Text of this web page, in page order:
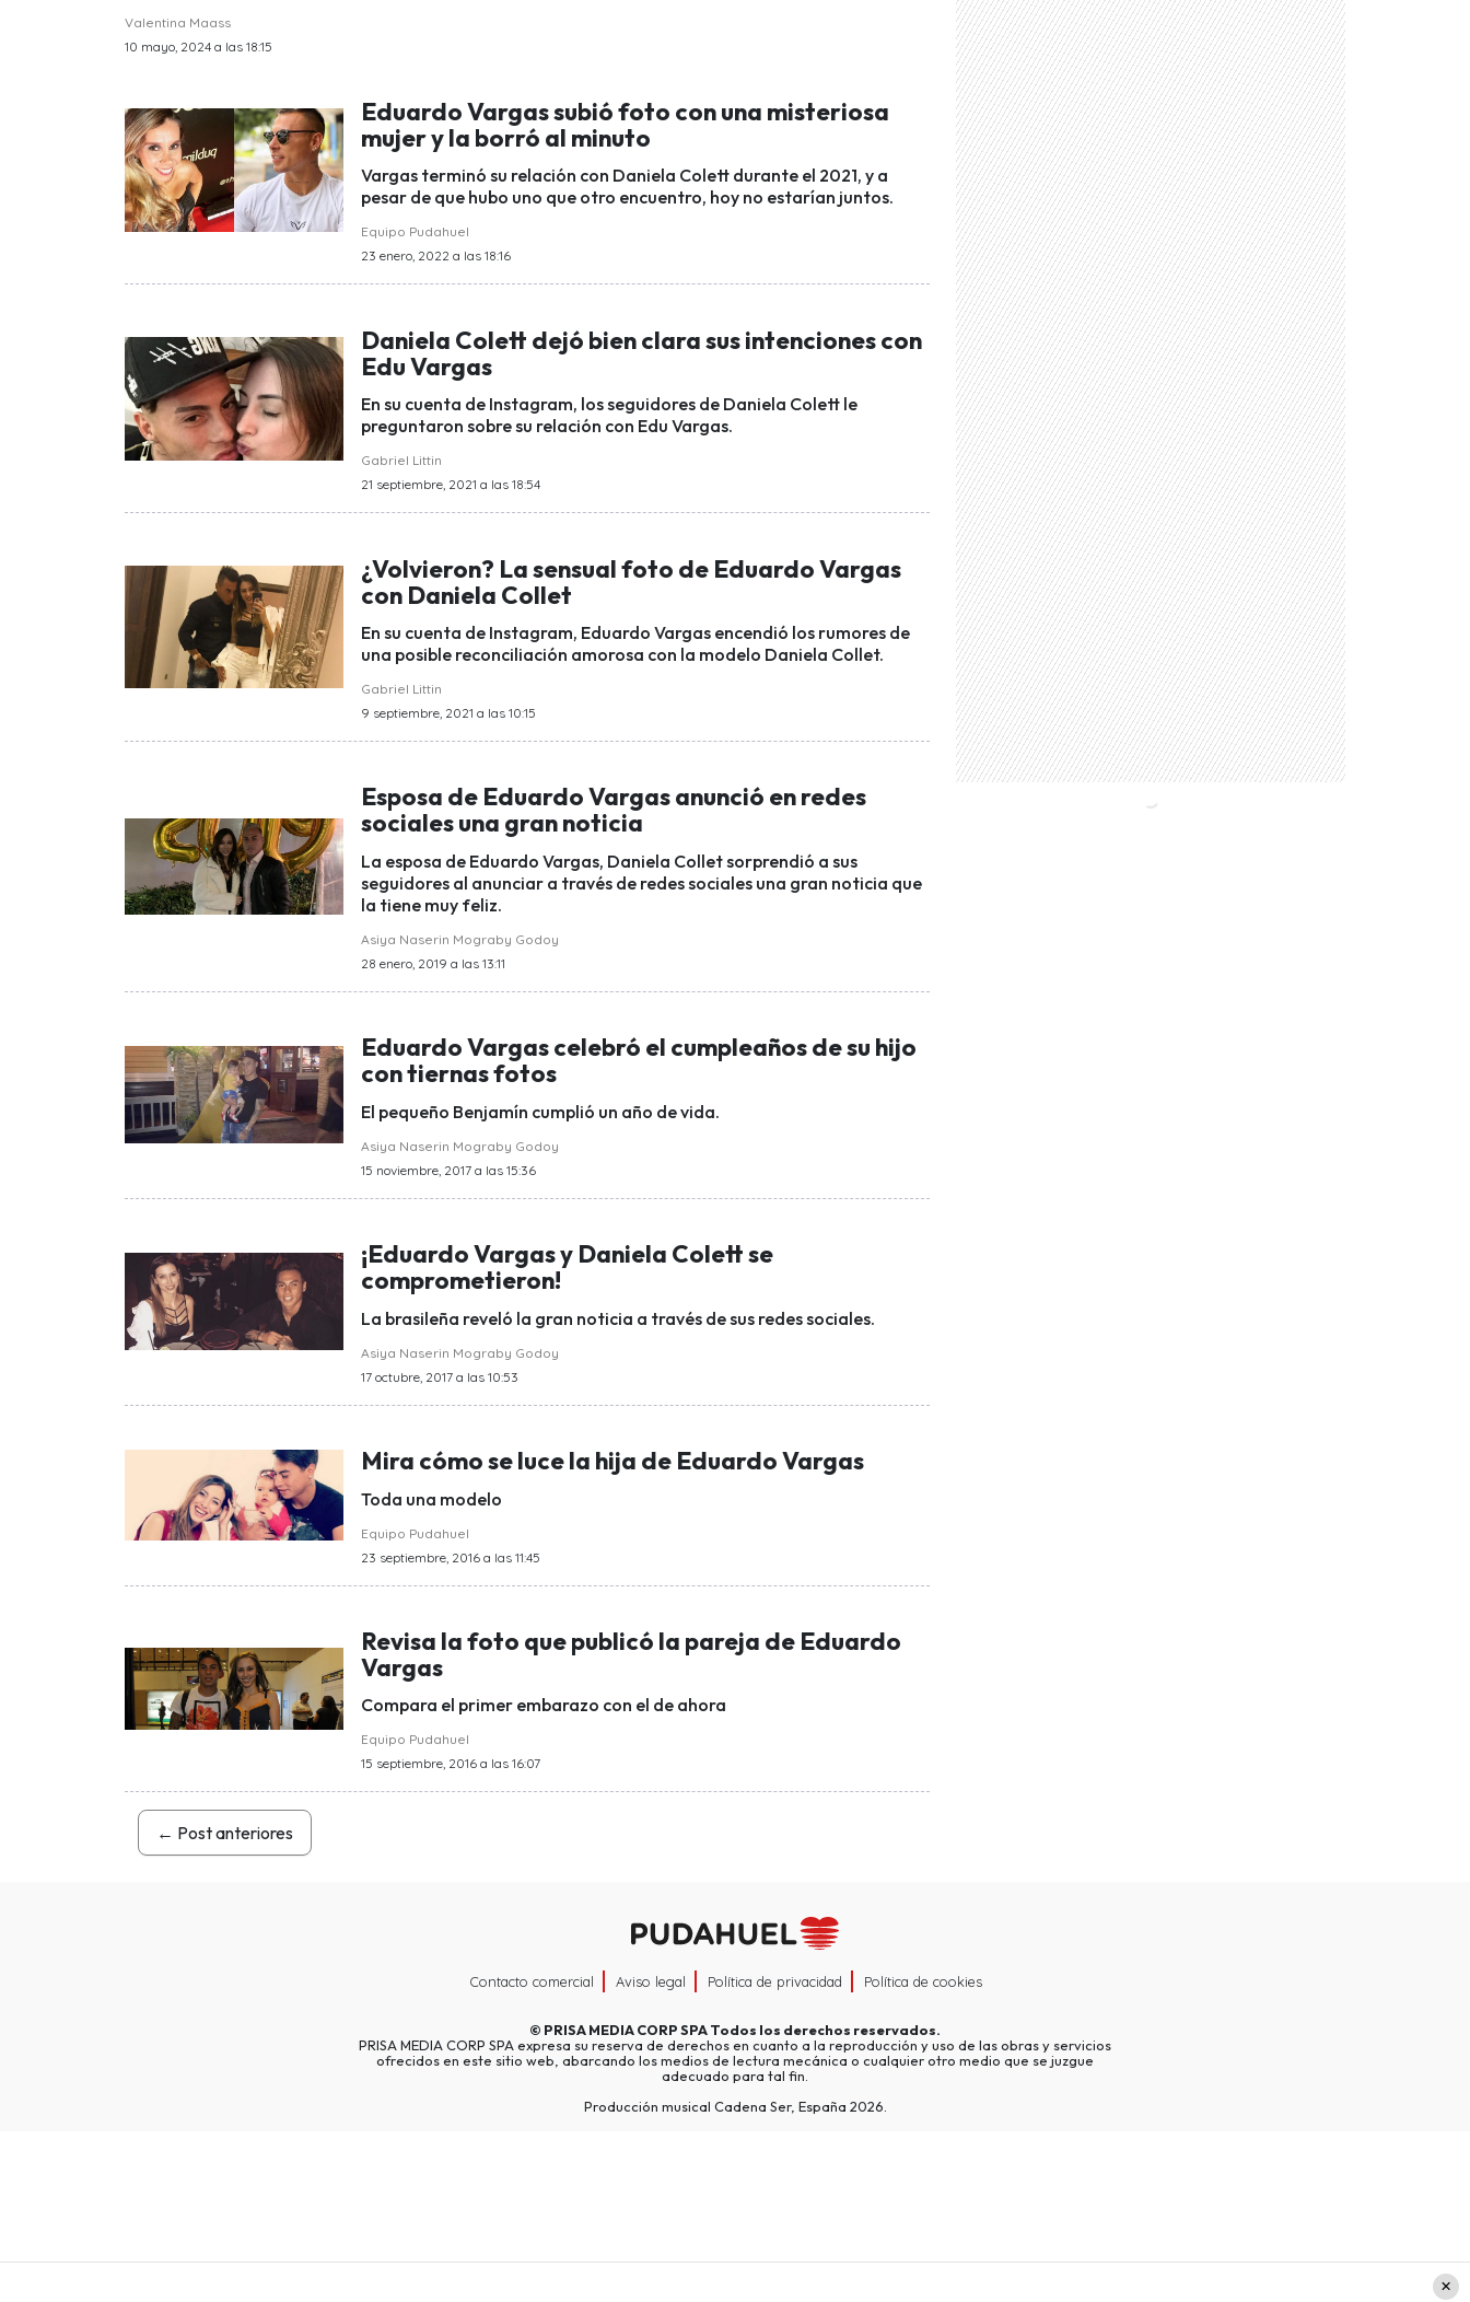
Valentina Maass
10 mayo, 2024 a las 18:15
Eduardo Vargas subió foto con una misteriosa
mujer y la borró al minuto
Vargas terminó su relación con Daniela Colett durante el 2021, y a
pesar de que hubo uno que otro encuentro, hoy no estarían juntos.
Equipo Pudahuel
23 enero, 2022 a las 18:16
Daniela Colett dejó bien clara sus intenciones con
Edu Vargas
En su cuenta de Instagram, los seguidores de Daniela Colett le
preguntaron sobre su relación con Edu Vargas.
Gabriel Littin
21 septiembre, 2021 a las 18:54
¿Volvieron? La sensual foto de Eduardo Vargas
con Daniela Collet
En su cuenta de Instagram, Eduardo Vargas encendió los rumores de
una posible reconciliación amorosa con la modelo Daniela Collet.
Gabriel Littin
9 septiembre, 2021 a las 10:15
Esposa de Eduardo Vargas anunció en redes
sociales una gran noticia
La esposa de Eduardo Vargas, Daniela Collet sorprendió a sus
seguidores al anunciar a través de redes sociales una gran noticia que
la tiene muy feliz.
Asiya Naserin Mograby Godoy
28 enero, 2019 a las 13:11
Eduardo Vargas celebró el cumpleaños de su hijo
con tiernas fotos
El pequeño Benjamín cumplió un año de vida.
Asiya Naserin Mograby Godoy
15 noviembre, 2017 a las 15:36
¡Eduardo Vargas y Daniela Colett se
comprometieron!
La brasileña reveló la gran noticia a través de sus redes sociales.
Asiya Naserin Mograby Godoy
17 octubre, 2017 a las 10:53
Mira cómo se luce la hija de Eduardo Vargas
Toda una modelo
Equipo Pudahuel
23 septiembre, 2016 a las 11:45
Revisa la foto que publicó la pareja de Eduardo
Vargas
Compara el primer embarazo con el de ahora
Equipo Pudahuel
15 septiembre, 2016 a las 16:07
← Post anteriores
Contacto comercial Aviso legal Política de privacidad Política de cookies
© PRISA MEDIA CORP SPATodos los derechos reservados.
PRISA MEDIA CORP SPA expresa su reserva de derechos en cuanto a la reproducción y uso de las obras y servicios
ofrecidos en este sitio web, abarcando los medios de lectura mecánica o cualquier otro medio que se juzgue
adecuado para tal fin.
Producción musical Cadena Ser, España 2026.